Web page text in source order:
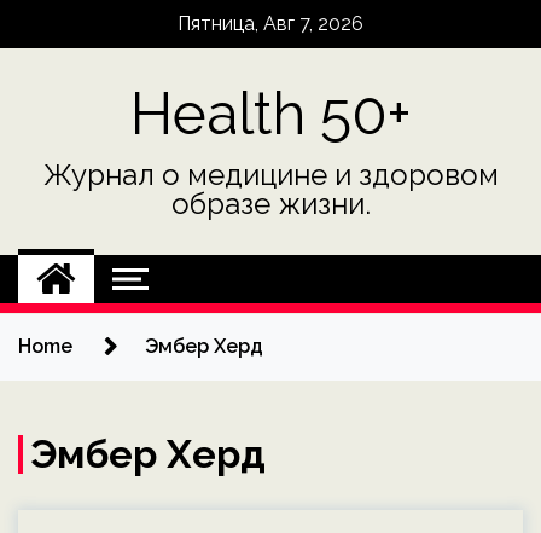
Пятница, Авг 7, 2026
Health 50+
Журнал о медицине и здоровом
образе жизни.
Home Эмбер Херд
Эмбер Херд